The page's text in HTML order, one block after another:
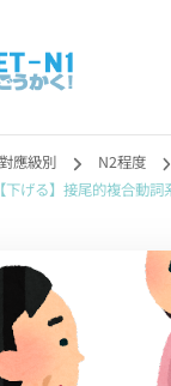
本語
予定!!】
對應級別 N2程度
げる】接尾的複合動詞